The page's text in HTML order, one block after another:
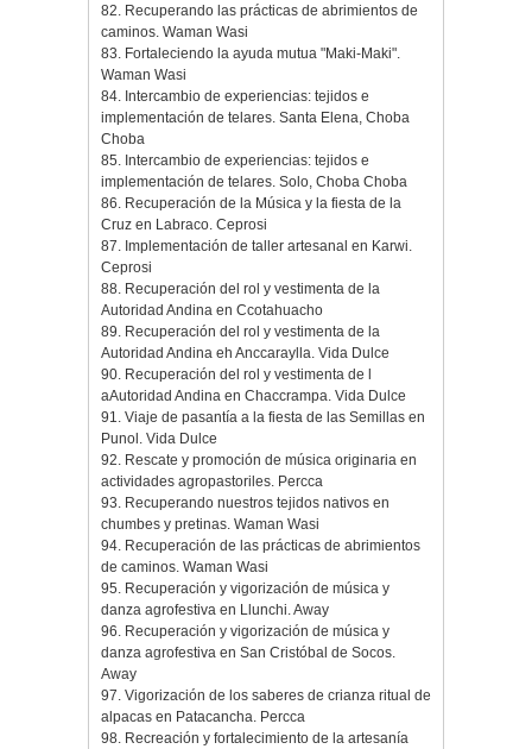
82. Recuperando las prácticas de abrimientos de
caminos. Waman Wasi
83. Fortaleciendo la ayuda mutua "Maki-Maki".
Waman Wasi
84. Intercambio de experiencias: tejidos e
implementación de telares. Santa Elena, Choba
Choba
85. Intercambio de experiencias: tejidos e
implementación de telares. Solo, Choba Choba
86. Recuperación de la Música y la fiesta de la
Cruz en Labraco. Ceprosi
87. Implementación de taller artesanal en Karwi.
Ceprosi
88. Recuperación del rol y vestimenta de la
Autoridad Andina en Ccotahuacho
89. Recuperación del rol y vestimenta de la
Autoridad Andina eh Anccaraylla. Vida Dulce
90. Recuperación del rol y vestimenta de l
aAutoridad Andina en Chaccrampa. Vida Dulce
91. Viaje de pasantía a la fiesta de las Semillas en
Punol. Vida Dulce
92. Rescate y promoción de música originaria en
actividades agropastoriles. Percca
93. Recuperando nuestros tejidos nativos en
chumbes y pretinas. Waman Wasi
94. Recuperación de las prácticas de abrimientos
de caminos. Waman Wasi
95. Recuperación y vigorización de música y
danza agrofestiva en Llunchi. Away
96. Recuperación y vigorización de música y
danza agrofestiva en San Cristóbal de Socos.
Away
97. Vigorización de los saberes de crianza ritual de
alpacas en Patacancha. Percca
98. Recreación y fortalecimiento de la artesanía